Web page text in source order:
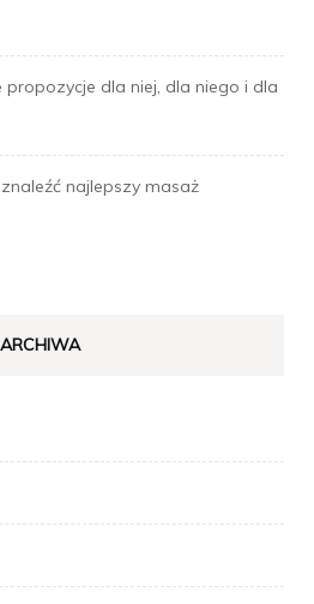
propozycje dla niej, dla niego i dla
najlepszy masaż
ARCHIWA